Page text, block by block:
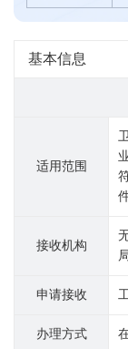
基本信息
适用范围
接收机构
申请接收
办理方式